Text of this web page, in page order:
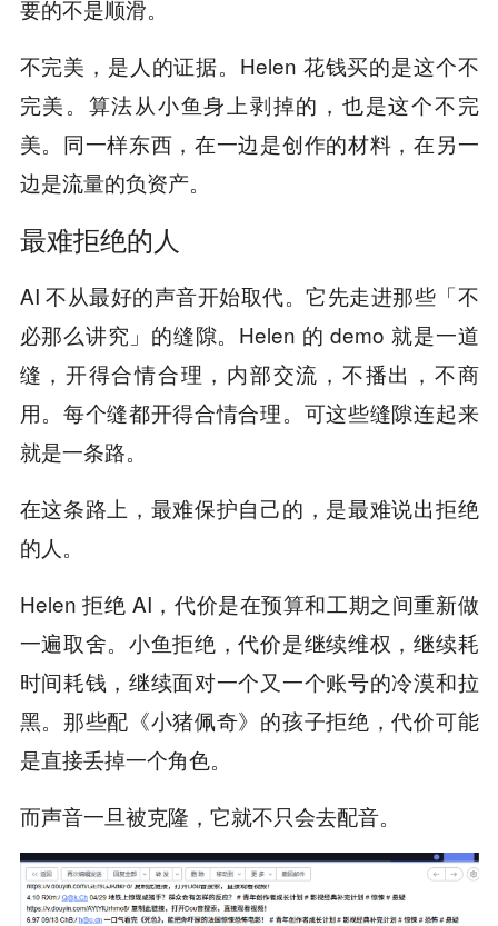
要的不是顺滑。
不完美，是人的证据。Helen 花钱买的是这个不
完美。算法从小鱼身上剥掉的，也是这个不完
美。同一样东西，在一边是创作的材料，在另一
边是流量的负资产。
最难拒绝的人
AI 不从最好的声音开始取代。它先走进那些「不
必那么讲究」的缝隙。Helen 的 demo 就是一道
缝，开得合情合理，内部交流，不播出，不商
用。每个缝都开得合情合理。可这些缝隙连起来
就是一条路。
在这条路上，最难保护自己的，是最难说出拒绝
的人。
Helen 拒绝 AI，代价是在预算和工期之间重新做
一遍取舍。小鱼拒绝，代价是继续维权，继续耗
时间耗钱，继续面对一个又一个账号的冷漠和拉
黑。那些配《小猪佩奇》的孩子拒绝，代价可能
是直接丢掉一个角色。
而声音一旦被克隆，它就不只会去配音。